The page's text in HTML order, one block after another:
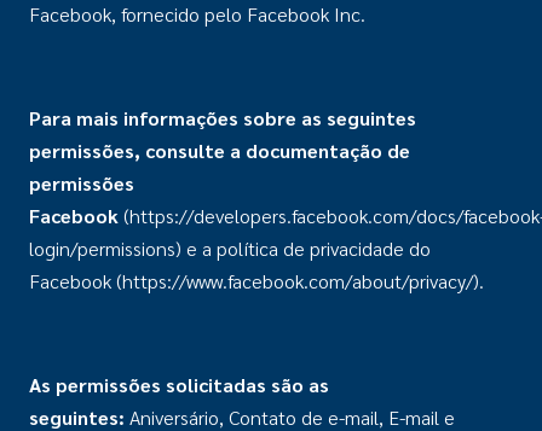
Facebook, fornecido pelo Facebook Inc.
Para mais informações sobre as seguintes
permissões, consulte a documentação de
permissões
Facebook (https://developers.facebook.com/docs/
login/permissions) e a política de privacidade do
Facebook (https://www.facebook.com/about/privacy/).
As permissões solicitadas são as
seguintes: Aniversário, Contato de e-mail, E-mail e